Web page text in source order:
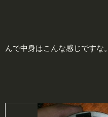
んで中身はこんな感じですな。